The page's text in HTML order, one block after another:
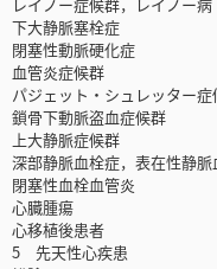
下大静脈塞栓症
閉塞性動脈硬化症
血管炎症候群
パジェット・シュレッター症
鎖骨下動脈盗血症候群
上大静脈症候群
深部静脈血栓症，表在性静脈
閉塞性血栓血管炎
心臓腫瘍
心移植後患者
5 先天性心疾患